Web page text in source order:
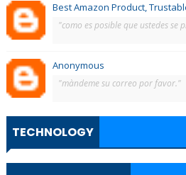
Best Amazon Product,
"como es posible que ustedes se
Anonymous
"màndeme su correo por favor."
TECHNOLOGY